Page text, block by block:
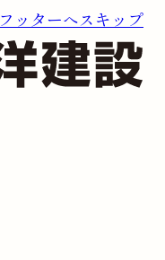
フッターへスキップ